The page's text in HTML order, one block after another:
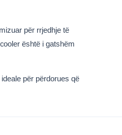
për rrjedhje të
është i gatshëm
për përdorues që